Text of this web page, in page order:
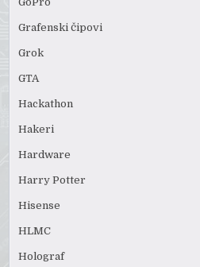
Grafenski čipovi
Grok
GTA
Hackathon
Hakeri
Hardware
Harry Potter
Hisense
HLMC
Holograf